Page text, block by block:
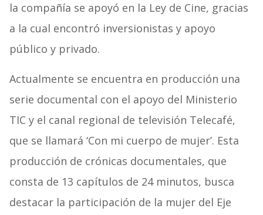
la compañía se apoyó en la Ley de Cine, gracias
a la cual encontró inversionistas y apoyo
público y privado.
Actualmente se encuentra en producción una
serie documental con el apoyo del Ministerio
TIC y el canal regional de televisión Telecafé,
que se llamará ‘Con mi cuerpo de mujer’. Esta
producción de crónicas documentales, que
consta de 13 capítulos de 24 minutos, busca
destacar la participación de la mujer del Eje